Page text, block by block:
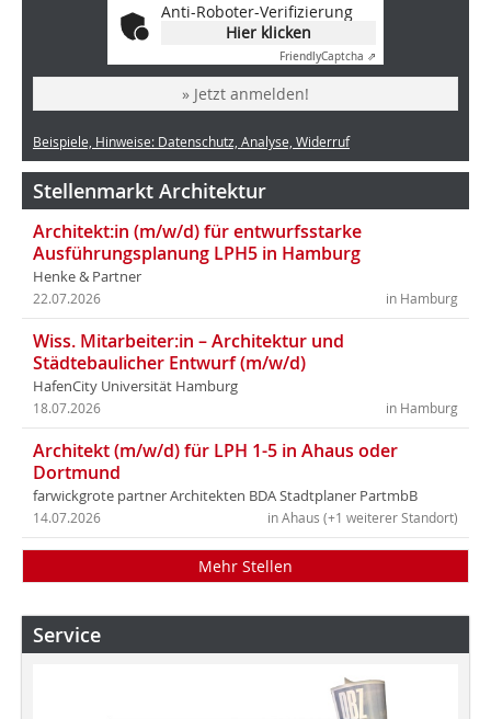
Anti-Roboter-Verifizierung
Hier klicken
FriendlyCaptcha ⇗
» Jetzt anmelden!
Beispiele, Hinweise: Datenschutz, Analyse, Widerruf
Stellenmarkt Architektur
Architekt:in (m/w/d) für entwurfsstarke
Ausführungsplanung LPH5 in Hamburg
Henke & Partner
in Hamburg
22.07.2026
Wiss. Mitarbeiter:in – Architektur und
Städtebaulicher Entwurf (m/w/d)
HafenCity Universität Hamburg
in Hamburg
18.07.2026
Architekt (m/w/d) für LPH 1-5 in Ahaus oder
Dortmund
farwickgrote partner Architekten BDA Stadtplaner PartmbB
in Ahaus (+1 weiterer Standort)
14.07.2026
Mehr Stellen
Service